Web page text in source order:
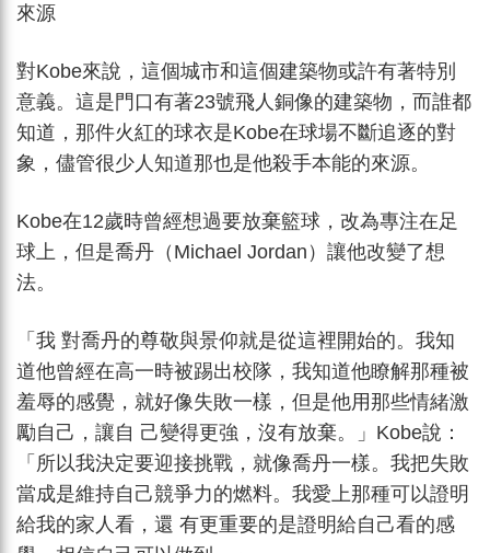
來源
對Kobe來說，這個城市和這個建築物或許有著特別
意義。這是門口有著23號飛人銅像的建築物，而誰都
知道，那件火紅的球衣是Kobe在球場不斷追逐的對
象，儘管很少人知道那也是他殺手本能的來源。
Kobe在12歲時曾經想過要放棄籃球，改為專注在足
球上，但是喬丹（Michael Jordan）讓他改變了想
法。
「我 對喬丹的尊敬與景仰就是從這裡開始的。我知
道他曾經在高一時被踢出校隊，我知道他瞭解那種被
羞辱的感覺，就好像失敗一樣，但是他用那些情緒激
勵自己，讓自 己變得更強，沒有放棄。」Kobe說：
「所以我決定要迎接挑戰，就像喬丹一樣。我把失敗
當成是維持自己競爭力的燃料。我愛上那種可以證明
給我的家人看，還 有更重要的是證明給自己看的感